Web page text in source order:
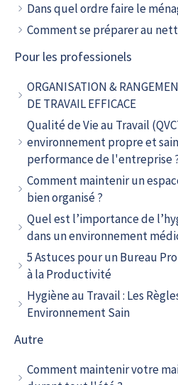
Dans quel ordre faire le
Comment se préparer au
Pour les professionels
ORGANISATION &
DE TRAVAIL EFFICACE
Qualité de Vie au Travail
environnement propre et
performance de l'entreprise
Comment maintenir un
bien organisé ?
Quel est l’importance de
dans un environnement
5 Astuces pour un Bureau
à la Productivité
Hygiène au Travail : Les
Environnement Sain
Autre
Comment maintenir votre